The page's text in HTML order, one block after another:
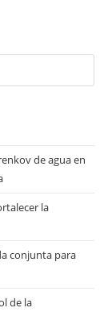
de agua en
la
conjunta para
de la